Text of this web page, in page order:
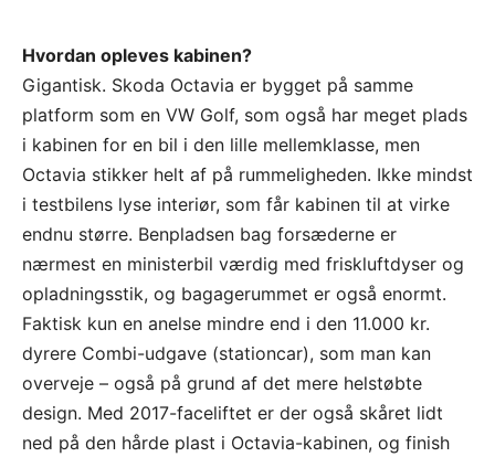
Hvordan opleves kabinen?
Gigantisk. Skoda Octavia er bygget på samme
platform som en VW Golf, som også har meget plads
i kabinen for en bil i den lille mellemklasse, men
Octavia stikker helt af på rummeligheden. Ikke mindst
i testbilens lyse interiør, som får kabinen til at virke
endnu større. Benpladsen bag forsæderne er
nærmest en ministerbil værdig med friskluftdyser og
opladningsstik, og bagagerummet er også enormt.
Faktisk kun en anelse mindre end i den 11.000 kr.
dyrere Combi-udgave (stationcar), som man kan
overveje – også på grund af det mere helstøbte
design. Med 2017-faceliftet er der også skåret lidt
ned på den hårde plast i Octavia-kabinen, og finish